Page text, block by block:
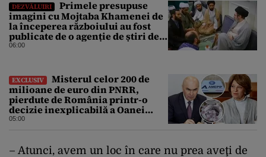
DEZVĂLUIRI
Primele presupuse
imagini cu Mojtaba Khamenei de
la începerea războiului au fost
publicate de o agenție de știri de
stat din Iran
06:00
EXCLUSIV
Misterul celor 200 de
milioane de euro din PNRR,
pierdute de România printr-o
decizie inexplicabilă a Oanei
Gheorghiu. Ultima hotărâre de
05:00
– Atunci, avem un loc în care nu prea aveţi de